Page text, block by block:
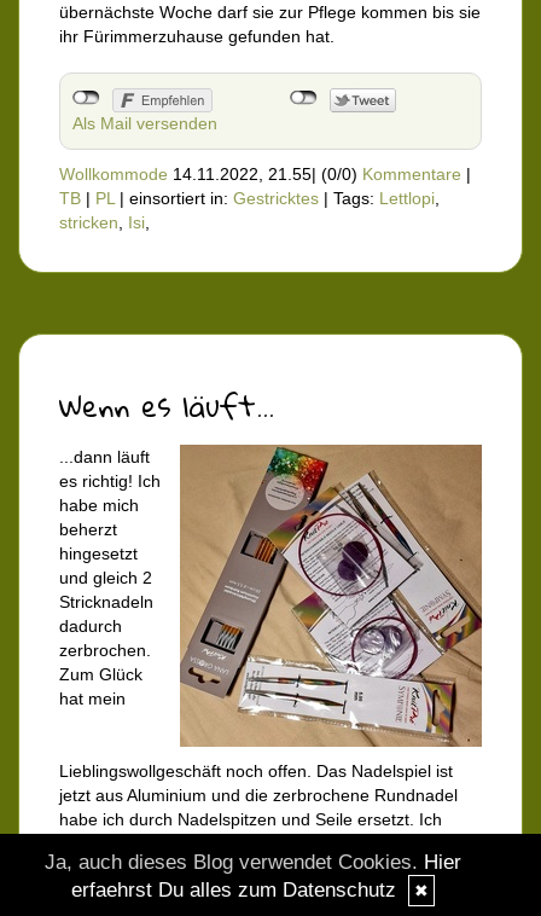
übernächste Woche darf sie zur Pflege kommen bis sie
ihr Fürimmerzuhause gefunden hat.
Als Mail versenden
Wollkommode 14.11.2022, 21.55| (0/0) Kommentare |
TB | PL| einsortiert in: Gestricktes | Tags: Lettlopi,
stricken, Isi,
Wenn es läuft...
...dann läuft
es richtig! Ich
habe mich
beherzt
hingesetzt
und gleich 2
Stricknadeln
dadurch
zerbrochen.
Zum Glück
hat mein
Lieblingswollgeschäft noch offen. Das Nadelspiel ist
jetzt aus Aluminium und die zerbrochene Rundnadel
habe ich durch Nadelspitzen und Seile ersetzt. Ich
schon zerstört habe. Jetzt geht es mit dem Isi weiter.
Ich schlage dann gleich mal den ersten Ärmel an. Euch
Ja, auch dieses Blog verwendet Cookies. Hier
erfaehrst Du alles zum Datenschutz
✖